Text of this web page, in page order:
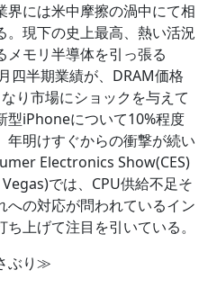
界には米中摩擦の渦中にて相
。現下の史上最高、熱い活況
メモリ半導体を引っ張る
四半期業績が、DRAM価格
り市場にショックを与えて
型iPhoneについて10%程度
年明けすぐからの衝撃が続い
Electronics Show(CES)
では、CPU供給不足そ
への対応が問われているイン
上げて注目を引いている。
ぶり≫